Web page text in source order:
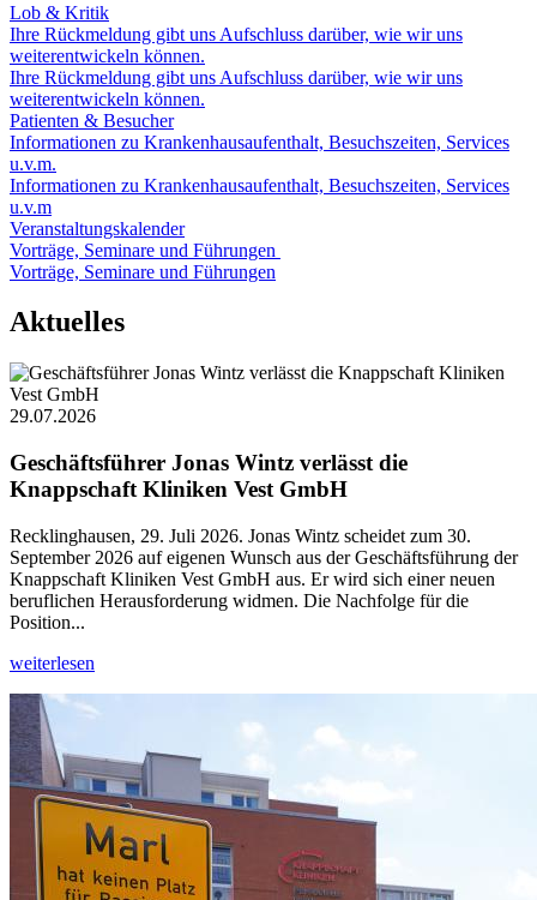
Lob & Kritik
Ihre Rückmeldung gibt uns Aufschluss darüber, wie wir uns
weiterentwickeln können.
Ihre Rückmeldung gibt uns Aufschluss darüber, wie wir uns
weiterentwickeln können.
Patienten & Besucher
Informationen zu Krankenhausaufenthalt, Besuchszeiten, Services
u.v.m.
Informationen zu Krankenhausaufenthalt, Besuchszeiten, Services
u.v.m
Veranstaltungskalender
Vorträge, Seminare und Führungen
Vorträge, Seminare und Führungen
Aktuelles
29.07.2026
Geschäftsführer Jonas Wintz verlässt die
Knappschaft Kliniken Vest GmbH
Recklinghausen, 29. Juli 2026. Jonas Wintz scheidet zum 30.
September 2026 auf eigenen Wunsch aus der Geschäftsführung der
Knappschaft Kliniken Vest GmbH aus. Er wird sich einer neuen
beruflichen Herausforderung widmen. Die Nachfolge für die
Position...
weiterlesen